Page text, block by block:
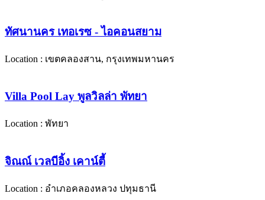
ทัศนานคร เทอเรซ - ไอคอนสยาม
Location : เขตคลองสาน, กรุงเทพมหานคร
Villa Pool Lay พูลวิลล่า พัทยา
Location : พัทยา
จิณณ์ เวลบีอิ้ง เคาน์ตี้
Location : อำเภอคลองหลวง ปทุมธานี